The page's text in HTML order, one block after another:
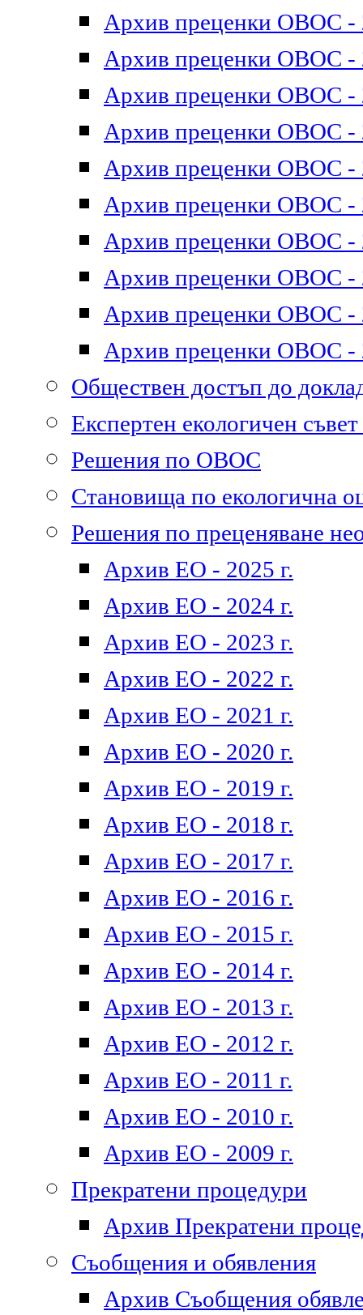
Архив преценки ОВОС -
Архив преценки ОВОС -
Архив преценки ОВОС -
Архив преценки ОВОС -
Архив преценки ОВОС -
Архив преценки ОВОС -
Архив преценки ОВОС -
Архив преценки ОВОС -
Архив преценки ОВОС -
Архив преценки ОВОС -
Обществен достъп до
Експертен екологичен
Решения по ОВОС
Становища по екологична
Решения по преценяване
Архив ЕО - 2025 г.
Архив ЕО - 2024 г.
Архив ЕО - 2023 г.
Архив ЕО - 2022 г.
Архив ЕО - 2021 г.
Архив ЕО - 2020 г.
Архив ЕО - 2019 г.
Архив ЕО - 2018 г.
Архив ЕО - 2017 г.
Архив ЕО - 2016 г.
Архив ЕО - 2015 г.
Архив ЕО - 2014 г.
Архив ЕО - 2013 г.
Архив ЕО - 2012 г.
Архив ЕО - 2011 г.
Архив ЕО - 2010 г.
Архив ЕО - 2009 г.
Прекратени процедури
Архив Прекратени
Съобщения и обявления
Архив Съобщения